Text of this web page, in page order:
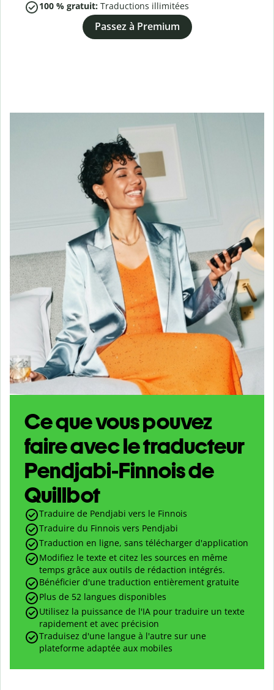
100 % gratuit: Traductions illimitées
Passez à Premium
Ce que vous pouvez
faire avec le traducteur
Pendjabi-Finnois de
Quillbot
Traduire de Pendjabi vers le Finnois
Traduire du Finnois vers Pendjabi
Traduction en ligne, sans télécharger d'application
Modifiez le texte et citez les sources en même
temps grâce aux outils de rédaction intégrés.
Bénéficier d'une traduction entièrement gratuite
Plus de 52 langues disponibles
Utilisez la puissance de l'IA pour traduire un texte
rapidement et avec précision
Traduisez d'une langue à l'autre sur une
plateforme adaptée aux mobiles